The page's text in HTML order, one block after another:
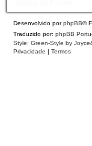
Desenvolvido porphpBB®
Traduzido por: phpBB
Style: Green-Style by
Privacidade | Termos